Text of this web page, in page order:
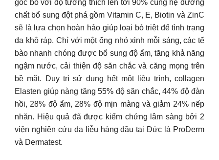
gốc bò với độ tương thích lên tới 90% cùng hệ dưỡng
chất bổ sung đột phá gồm Vitamin C, E, Biotin và ZinC
sẽ là lựa chọn hoàn hảo giúp loại bỏ triệt để tình trạng
da khô ráp. Chỉ với một ống nhỏ xinh mỗi sáng, các tế
bào nhanh chóng được bổ sung độ ẩm, tăng khả năng
ngậm nước, cải thiện độ săn chắc và căng mọng trên
bề mặt. Duy trì sử dụng hết một liệu trình, collagen
Elasten giúp nàng tăng 55% độ săn chắc, 44% độ đàn
hồi, 28% độ ẩm, 28% độ mịn màng và giảm 24% nếp
nhăn. Hiệu quả đã được kiểm chứng lâm sàng bởi 2
viện nghiên cứu da liễu hàng đầu tại Đức là ProDerm
và Dermatest.